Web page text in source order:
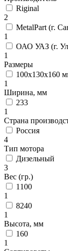
Riginal
2
MetalPart (г.
1
ОАО УАЗ (г.
1
Размеры
100х130х160
1
Ширина, мм
233
1
Страна
Россия
4
Тип мотора
Дизельный
3
Вес (гр.)
1100
1
8240
1
Высота, мм
160
1